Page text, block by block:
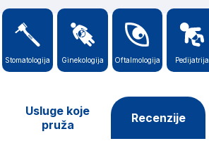
Stomatologija Ginekologija Oftalmologija Pedijatrija
Usluge koje
pruža
Recenzije